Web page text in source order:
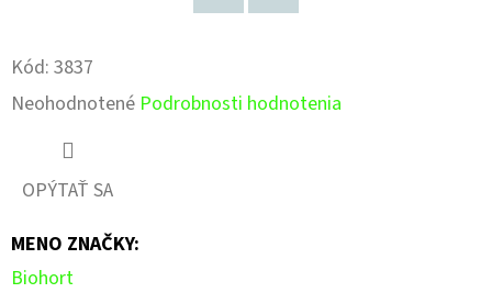
Kód: 3837
Priemerné
hodnotenie
produktu
0,0
z
Neohodnotené Podrobnosti hodnotenia
OPÝTAŤ SA
MENO ZNAČKY:
Biohort